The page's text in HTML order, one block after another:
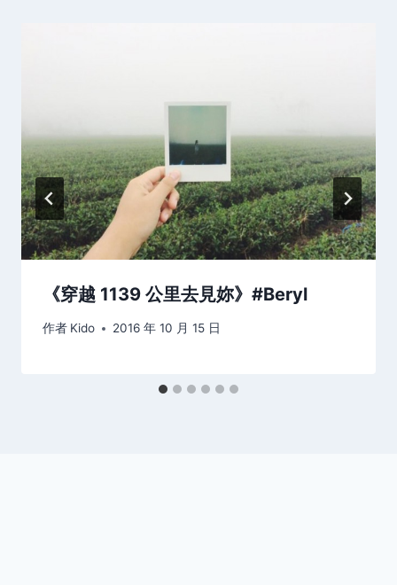
《穿越 1139 公里去見妳》#Beryl
作者 Kido 2016 年 10 月 15 日